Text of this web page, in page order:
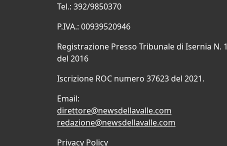
Tel.: 392/9850370
P.IVA.: 00939520946
Registrazione Presso Tribunale di Isernia N. 1
del 2016
Iscrizione ROC numero 37623 del 2021.
Email:
direttore@newsdellavalle.com
redazione@newsdellavalle.com
Privacy Policy